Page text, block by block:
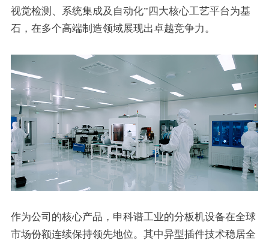
视觉检测、系统集成及自动化”四大核心工艺平台为基
石，在多个高端制造领域展现出卓越竞争力。
作为公司的核心产品，申科谱工业的分板机设备在全球
市场份额连续保持领先地位。其中异型插件技术稳居全